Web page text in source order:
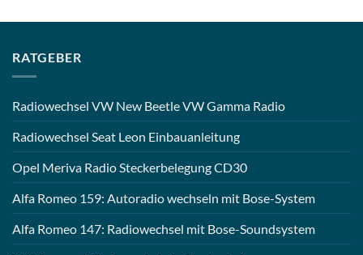
RATGEBER
Radiowechsel VW New Beetle VW Gamma Radio
Radiowechsel Seat Leon Einbauanleitung
Opel Meriva Radio Steckerbelegung CD30
Alfa Romeo 159: Autoradio wechseln mit Bose-System
Alfa Romeo 147: Radiowechsel mit Bose-Soundsystem